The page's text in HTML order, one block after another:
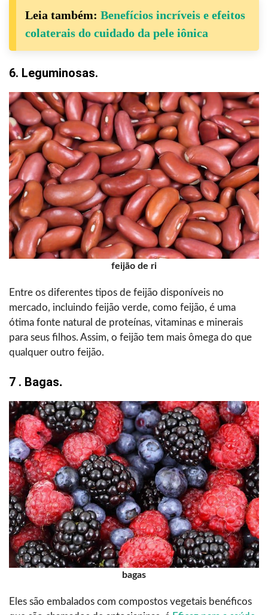
Leia também: Benefícios incríveis e efeitos
colaterais do cuidado da pele iônica
6. Leguminosas.
feijão de ri
Entre os diferentes tipos de feijão disponíveis no
mercado, incluindo feijão verde, como feijão, é uma
ótima fonte natural de proteínas, vitaminas e minerais
para seus filhos. Assim, o feijão tem mais ômega do que
qualquer outro feijão.
7 . Bagas.
bagas
Eles são embalados com compostos vegetais benéficos